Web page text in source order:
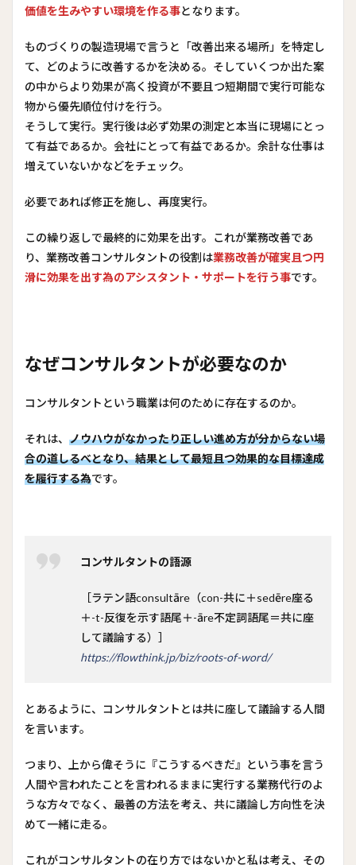
価値を生みやすい環境を作る事となります。
ものづくりの製造現場で言うと「改善出来る場所」を特定し
て、どのように改善するかを決める。そしていくつか出た案
の中からより効果が高く投資が不要且つ短期間で実行可能な
物から優先順位付けを行う。
そうして実行。実行後は必ず効果の測定と本当に現場にとっ
て有益であるか。会社にとって有益であるか。余計な仕事は
増えていないかなどをチェック。
必要であれば修正を施し、再度実行。
この繰り返しで最終的に効果を出す。これが業務改善であ
り、業務改善コンサルタントの役割は業務改善が確実且つ円
滑に効果を出す為のアシスタント・サポートを行う事です。
なぜコンサルタントが必要なのか
コンサルタントという職業は何のために存在するのか。
それは、 ノウハウがなかったり正しい進め方が分からない場
合の道しるべとなり、結果として最短且つ効果的な目標達成
を履行する為です。
コンサルタントの語源
［ラテン語consultāre（con-共に＋sedēre座る
＋-t-反復を示す語尾＋-āre不定詞語尾＝共に座
して議論する）］
https://flowthink.jp/biz/roots-of-word/
とあるように、コンサルタントとは共に座して議論する人間
を言います。
つまり、上から偉そうに『こうするべきだ』という事を言う
人間や言われたことを言われるままに実行する業務代行のよ
うな方々でなく、最善の方法を考え、共に議論し方向性を決
めて一緒に走る。
これがコンサルタントの在り方ではないかと私は考え、その